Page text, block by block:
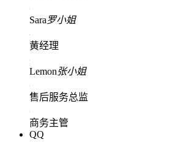
Sara罗小姐
黄经理
Lemon张小姐
售后服务总监
商务主管
QQ